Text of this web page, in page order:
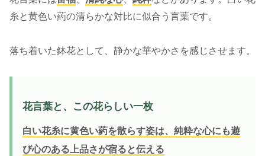
糸と黄色い葯の清らかな対比に似合う言葉です。
落ち着いた鉢花として、静かな華やかさを感じさせます。
花言葉と、この花らしい一枚
白い花糸に黄色い葯を散らす姿は、純粋な心にも遊
び心のある上品さが宿ると伝える